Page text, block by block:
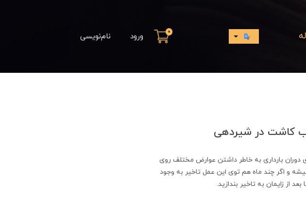
0 ورود نام‌نویسی
کاشت در شیردهی
دوران بارداری به خاطر داشتن عوارض مختلف روی
و اگر چند ماه هم توی این عمل تاخیر به وجود
از زایمان به تاخیر بندازید.